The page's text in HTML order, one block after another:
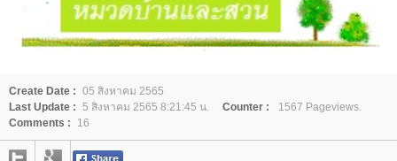
Create Date : 05 สิงหาคม 2565
Last Update : 5 สิงหาคม 2565 8:21:45 น. Counter :
1567 Pageviews.
Comments :
16